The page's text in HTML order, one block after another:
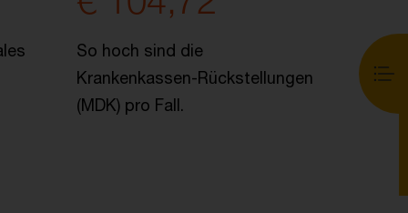
So hoch sind die
Krankenkassen-Rückstellungen
(MDK) pro Fall.